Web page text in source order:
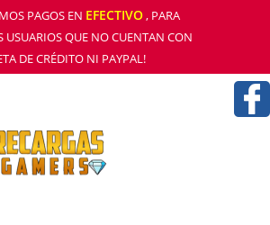
PAGOS EN EFECTIVO, PARA
USUARIOS QUE NO CUENTAN CON
DE CRÉDITO NI PAYPAL!